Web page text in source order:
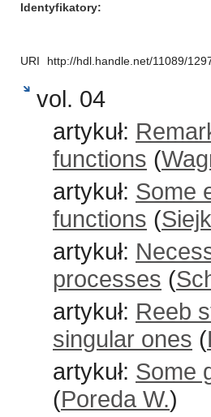
Identyfikatory
URI http://hdl.handle.net/11089/
vol. 04
artykuł:
functions (
artykuł: Some
functions (
artykuł:
processes (
artykuł: Reeb
singular ones (
artykuł: Some
(Poreda W.)